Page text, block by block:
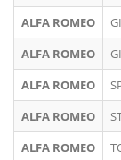
ALFA ROMEO
ALFA ROMEO
ALFA ROMEO
ALFA ROMEO
ALFA ROMEO